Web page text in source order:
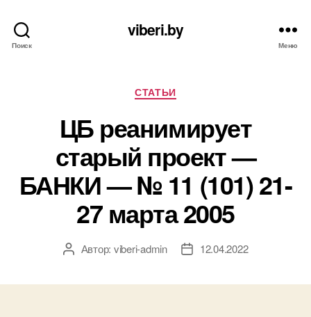
Поиск
viberi.by
Меню
Рубрики
СТАТЬИ
ЦБ реанимирует
старый проект —
БАНКИ — № 11 (101) 21-
27 марта 2005
АвторАвтор: viberi-admin
Дата12.04.2022